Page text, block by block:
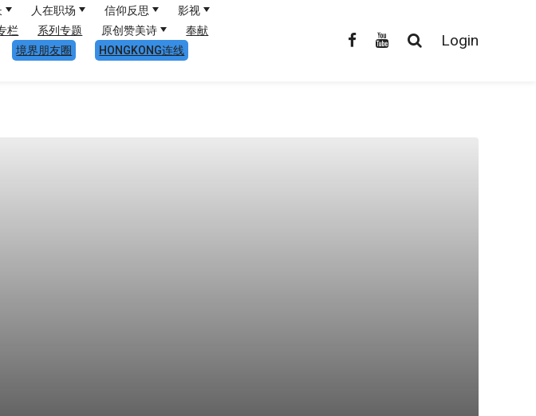
人在职场 信仰反思
影视
栏 系列专题 原创赞美诗
奉献
境界朋友圈
HONGKONG连线
Login